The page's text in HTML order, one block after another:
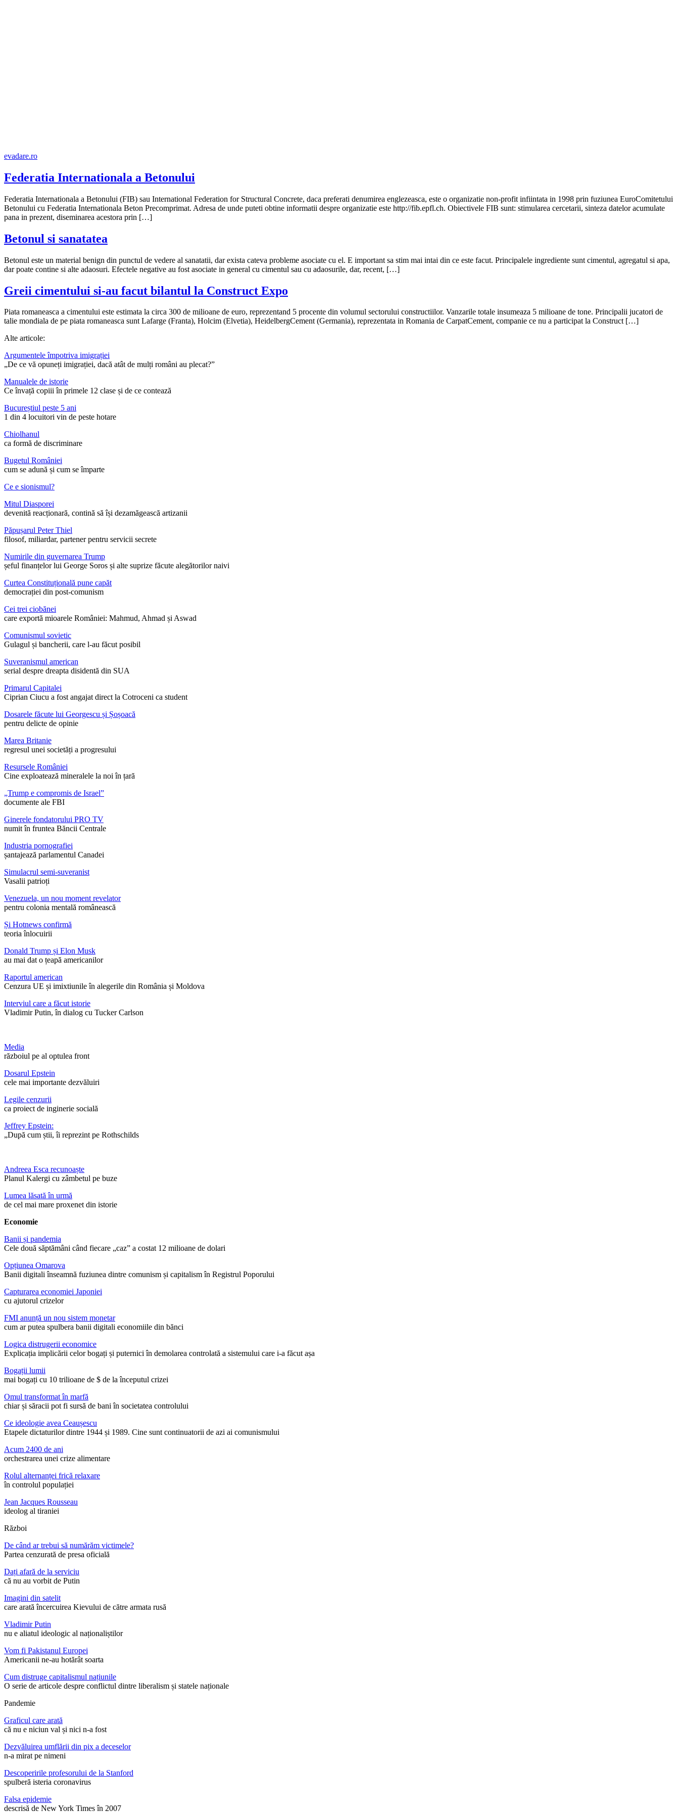
evadare.ro
Federatia Internationala a Betonului
Federatia Internationala a Betonului (FIB) sau International Federation for Structural Concrete, daca preferati denumirea englezeasca, este o organizatie non-profit infiintata in 1998 prin fuziunea EuroComitetului
Betonului cu Federatia Internationala Beton Precomprimat. Adresa de unde puteti obtine informatii despre organizatie este http://fib.epfl.ch. Obiectivele FIB sunt: stimularea cercetarii, sinteza datelor acumulate
pana in prezent, diseminarea acestora prin […]
Betonul si sanatatea
Betonul este un material benign din punctul de vedere al sanatatii, dar exista cateva probleme asociate cu el. E important sa stim mai intai din ce este facut. Principalele ingrediente sunt cimentul, agregatul si apa,
dar poate contine si alte adaosuri. Efectele negative au fost asociate in general cu cimentul sau cu adaosurile, dar, recent, […]
Greii cimentului si-au facut bilantul la Construct Expo
Piata romaneasca a cimentului este estimata la circa 300 de milioane de euro, reprezentand 5 procente din volumul sectorului constructiilor. Vanzarile totale insumeaza 5 milioane de tone. Principalii jucatori de
talie mondiala de pe piata romaneasca sunt Lafarge (Franta), Holcim (Elvetia), HeidelbergCement (Germania), reprezentata in Romania de CarpatCement, companie ce nu a participat la Construct […]
Alte articole:
Argumentele împotriva imigrației
„De ce vă opuneți imigrației, dacă atât de mulți români au plecat?”
Manualele de istorie
Ce învață copiii în primele 12 clase și de ce contează
Bucureștiul peste 5 ani
1 din 4 locuitori vin de peste hotare
Chiolhanul
ca formă de discriminare
Bugetul României
cum se adună și cum se împarte
Ce e sionismul?
Mitul Diasporei
devenită reacționară, contină să își dezamăgească artizanii
Păpușarul Peter Thiel
filosof, miliardar, partener pentru servicii secrete
Numirile din guvernarea Trump
șeful finanțelor lui George Soros și alte suprize făcute alegătorilor naivi
Curtea Constituțională pune capăt
democrației din post-comunism
Cei trei ciobănei
care exportă mioarele României: Mahmud, Ahmad și Aswad
Comunismul sovietic
Gulagul și bancherii, care l-au făcut posibil
Suveranismul american
serial despre dreapta disidentă din SUA
Primarul Capitalei
Ciprian Ciucu a fost angajat direct la Cotroceni ca student
Dosarele făcute lui Georgescu și Șoșoacă
pentru delicte de opinie
Marea Britanie
regresul unei societăți a progresului
Resursele României
Cine exploatează mineralele la noi în țară
„Trump e compromis de Israel”
documente ale FBI
Ginerele fondatorului PRO TV
numit în fruntea Băncii Centrale
Industria pornografiei
șantajează parlamentul Canadei
Simulacrul semi-suveranist
Vasalii patrioți
Venezuela, un nou moment revelator
pentru colonia mentală românească
Și Hotnews confirmă
teoria înlocuirii
Donald Trump și Elon Musk
au mai dat o țeapă americanilor
Raportul american
Cenzura UE și imixtiunile în alegerile din România și Moldova
Interviul care a făcut istorie
Vladimir Putin, în dialog cu Tucker Carlson
Media
războiul pe al optulea front
Dosarul Epstein
cele mai importante dezvăluiri
Legile cenzurii
ca proiect de inginerie socială
Jeffrey Epstein:
„După cum știi, îi reprezint pe Rothschilds
Andreea Esca recunoaște
Planul Kalergi cu zâmbetul pe buze
Lumea lăsată în urmă
de cel mai mare proxenet din istorie
Economie
Banii și pandemia
Cele două săptămâni când fiecare „caz” a costat 12 milioane de dolari
Opțiunea Omarova
Banii digitali înseamnă fuziunea dintre comunism și capitalism în Registrul Poporului
Capturarea economiei Japoniei
cu ajutorul crizelor
FMI anunță un nou sistem monetar
cum ar putea spulbera banii digitali economiile din bănci
Logica distrugerii economice
Explicația implicării celor bogați și puternici în demolarea controlată a sistemului care i-a făcut așa
Bogații lumii
mai bogați cu 10 trilioane de $ de la începutul crizei
Omul transformat în marfă
chiar și săracii pot fi sursă de bani în societatea controlului
Ce ideologie avea Ceaușescu
Etapele dictaturilor dintre 1944 și 1989. Cine sunt continuatorii de azi ai comunismului
Acum 2400 de ani
orchestrarea unei crize alimentare
Rolul alternanței frică relaxare
în controlul populației
Jean Jacques Rousseau
ideolog al tiraniei
Război
De când ar trebui să numărăm victimele?
Partea cenzurată de presa oficială
Dați afară de la serviciu
că nu au vorbit de Putin
Imagini din satelit
care arată încercuirea Kievului de către armata rusă
Vladimir Putin
nu e aliatul ideologic al naționaliștilor
Vom fi Pakistanul Europei
Americanii ne-au hotărât soarta
Cum distruge capitalismul națiunile
O serie de articole despre conflictul dintre liberalism și statele naționale
Pandemie
Graficul care arată
că nu e niciun val și nici n-a fost
Dezvăluirea umflării din pix a deceselor
n-a mirat pe nimeni
Descoperirile profesorului de la Stanford
spulberă isteria coronavirus
Falsa epidemie
descrisă de New York Times în 2007